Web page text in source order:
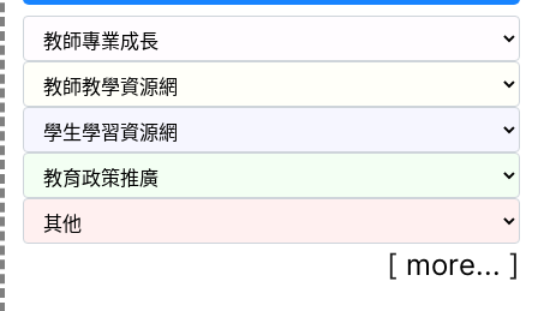
[ more... ]